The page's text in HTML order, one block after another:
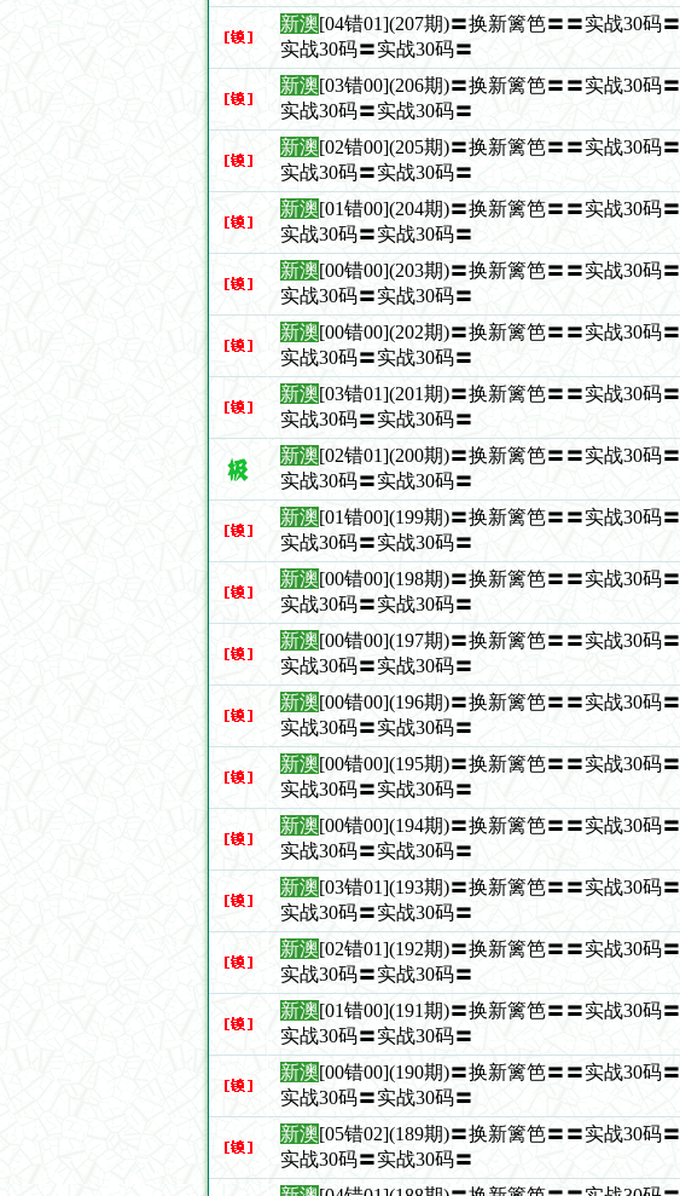
新澳[04错01](207期)〓换新篱笆〓〓实战30码〓
实战30码〓实战30码〓
新澳[03错00](206期)〓换新篱笆〓〓实战30码〓
实战30码〓实战30码〓
新澳[02错00](205期)〓换新篱笆〓〓实战30码〓
实战30码〓实战30码〓
新澳[01错00](204期)〓换新篱笆〓〓实战30码〓
实战30码〓实战30码〓
新澳[00错00](203期)〓换新篱笆〓〓实战30码〓
实战30码〓实战30码〓
新澳[00错00](202期)〓换新篱笆〓〓实战30码〓
实战30码〓实战30码〓
新澳[03错01](201期)〓换新篱笆〓〓实战30码〓
实战30码〓实战30码〓
新澳[02错01](200期)〓换新篱笆〓〓实战30码〓
实战30码〓实战30码〓
新澳[01错00](199期)〓换新篱笆〓〓实战30码〓
实战30码〓实战30码〓
新澳[00错00](198期)〓换新篱笆〓〓实战30码〓
实战30码〓实战30码〓
新澳[00错00](197期)〓换新篱笆〓〓实战30码〓
实战30码〓实战30码〓
新澳[00错00](196期)〓换新篱笆〓〓实战30码〓
实战30码〓实战30码〓
新澳[00错00](195期)〓换新篱笆〓〓实战30码〓
实战30码〓实战30码〓
新澳[00错00](194期)〓换新篱笆〓〓实战30码〓
实战30码〓实战30码〓
新澳[03错01](193期)〓换新篱笆〓〓实战30码〓
实战30码〓实战30码〓
新澳[02错01](192期)〓换新篱笆〓〓实战30码〓
实战30码〓实战30码〓
新澳[01错00](191期)〓换新篱笆〓〓实战30码〓
实战30码〓实战30码〓
新澳[00错00](190期)〓换新篱笆〓〓实战30码〓
实战30码〓实战30码〓
新澳[05错02](189期)〓换新篱笆〓〓实战30码〓
实战30码〓实战30码〓